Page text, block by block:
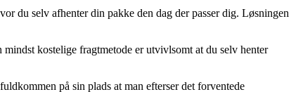
du selv afhenter din pakke den dag der passer dig. Løsningen
kostelige fragtmetode er utvivlsomt at du selv henter
på sin plads at man efterser det forventede